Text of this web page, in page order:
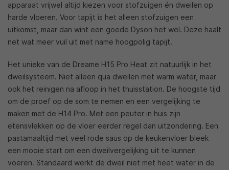
apparaat vrijwel altijd kiezen voor stofzuigen én dweilen op
harde vloeren. Voor tapijt is het alleen stofzuigen een
uitkomst, maar dan wint een goede Dyson het wel. Deze haalt
net wat meer vuil uit met name hoogpolig tapijt.
Het unieke van de Dreame H15 Pro Heat zit natuurlijk in het
dweilsysteem. Niet alleen qua dweilen met warm water, maar
ook het reinigen na afloop in het thuisstation. De hoogste tijd
om de proef op de som te nemen en een vergelijking te
maken met de H14 Pro. Met een peuter in huis zijn
etensvlekken op de vloer eerder regel dan uitzondering. Een
pastamaaltijd met veel rode saus op de keukenvloer bleek
een mooie start om een dweilvergelijking uit te kunnen
voeren. Standaard werkt de dweil niet met heet water in de